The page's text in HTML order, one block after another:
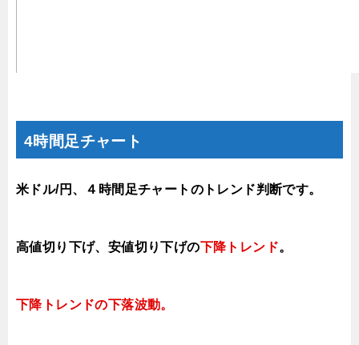
4時間足チャート
米ドル/円、４時間足チャートのトレンド判断です。
高値切り下げ、安値切り下げの下降トレンド。
下降トレンドの下落波動。